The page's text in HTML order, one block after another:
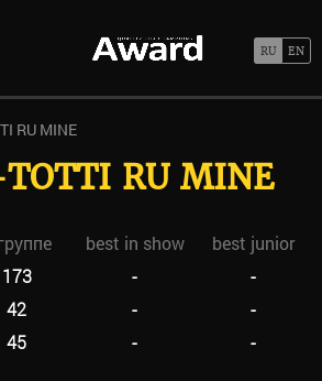
RU MINE
RU MINE
best in show
best junior
173 -
-
42 -
-
45 - -